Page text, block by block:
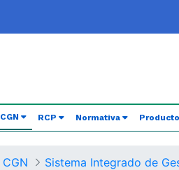
CGN (current)
RCP Normativa
CGN